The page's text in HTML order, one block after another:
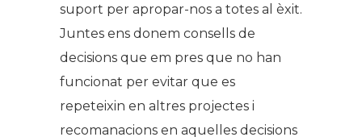
suport per apropar-nos a totes al èxit.
Juntes ens donem consells de
decisions que em pres que no han
funcionat per evitar que es
repeteixin en altres projectes i
recomanacions en aquelles decisions